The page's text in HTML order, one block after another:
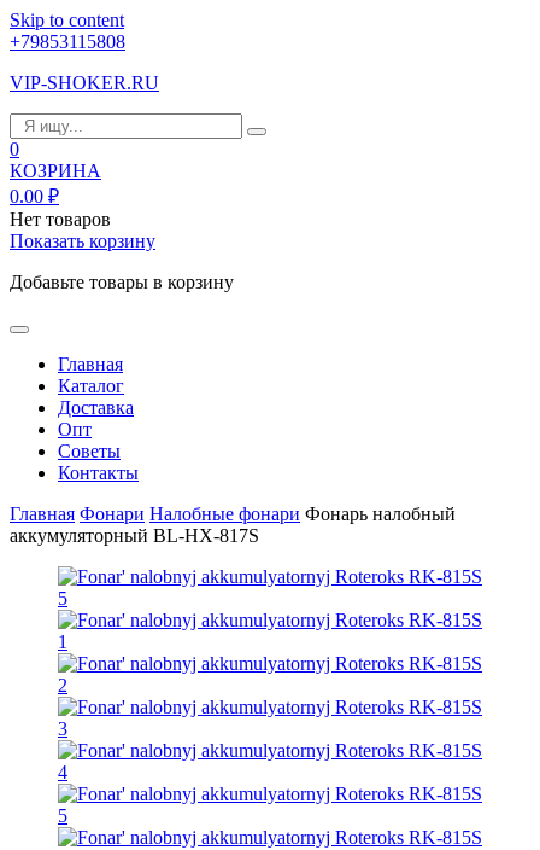
Skip to content
+79853115808
VIP-SHOKER.RU
0
КОЗРИНА
0.00 ₽
Нет товаров
Показать корзину
Добавьте товары в корзину
Главная
Каталог
Доставка
Опт
Советы
Контакты
Главная Фонари Налобные фонари Фонарь налобный
аккумуляторный BL-HX-817S